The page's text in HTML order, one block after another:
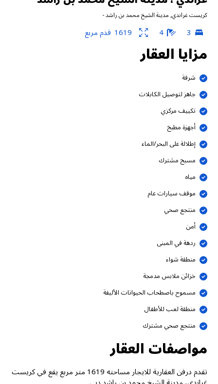
كريست غراندي,مدينة الشيخ محمد بن راشد-
3
4
1619 قدم مربع
مزايا العقار
شرفة
جاهز لتوصيل الكابلات
تكييف مركزي
أجهزة مطبخ
إطلالة على البحر/الماء
مسبح مشترك
مياه
موقف سيارات عام
منتجع صحي
أمن
ردهة في المبنى
منطقة شواء
خزائن ملابس مدمجة
مسموح باصطحاب الحيوانات الأليفة
منطقة لعب للأطفال
منتجع صحي مشترك
مواصفات العقار
تقدم درفن العقارية للايجار مساحته 1619 متر مربع يقع في كريست